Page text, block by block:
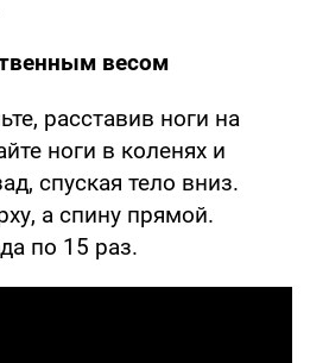
весом
расставив ноги на
ноги в коленях и
спуская тело вниз.
а спину прямой.
по 15 раз.